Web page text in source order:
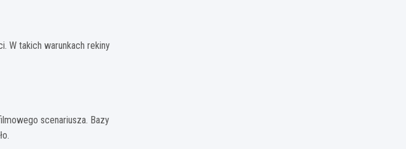
W takich warunkach rekiny
scenariusza. Bazy